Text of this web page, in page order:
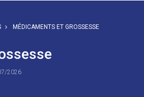
MÉDICAMENTS ET GROSSESSE
2026